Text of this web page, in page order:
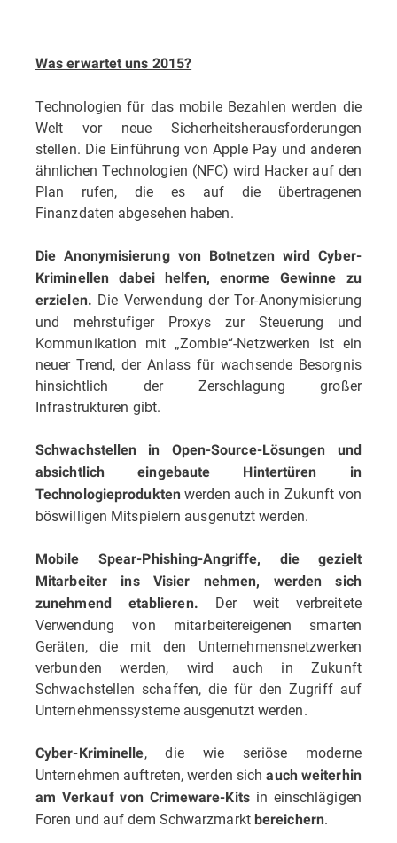
Was erwartet uns 2015?
Technologien für das mobile Bezahlen werden die
Welt vor neue Sicherheitsherausforderungen
stellen. Die Einführung von Apple Pay und anderen
ähnlichen Technologien (NFC) wird Hacker auf den
Plan rufen, die es auf die übertragenen
Finanzdaten abgesehen haben.
Die Anonymisierung von Botnetzen wird Cyber-
Kriminellen dabei helfen, enorme Gewinne zu
erzielen. Die Verwendung der Tor-Anonymisierung
und mehrstufiger Proxys zur Steuerung und
Kommunikation mit „Zombie“-Netzwerken ist ein
neuer Trend, der Anlass für wachsende Besorgnis
hinsichtlich der Zerschlagung großer
Infrastrukturen gibt.
Schwachstellen in Open-Source-Lösungen und
absichtlich eingebaute Hintertüren in
Technologieproduktenwerden auch in Zukunft von
böswilligen Mitspielern ausgenutzt werden.
Mobile Spear-Phishing-Angriffe, die gezielt
Mitarbeiter ins Visier nehmen, werden sich
zunehmend etablieren. Der weit verbreitete
Verwendung von mitarbeitereigenen smarten
Geräten, die mit den Unternehmensnetzwerken
verbunden werden, wird auch in Zukunft
Schwachstellen schaffen, die für den Zugriff auf
Unternehmenssysteme ausgenutzt werden.
Cyber-Kriminelle, die wie seriöse moderne
Unternehmen auftreten, werden sichauch weiterhin
am Verkauf von Crimeware-Kitsin einschlägigen
Foren und auf dem Schwarzmarkt bereichern.